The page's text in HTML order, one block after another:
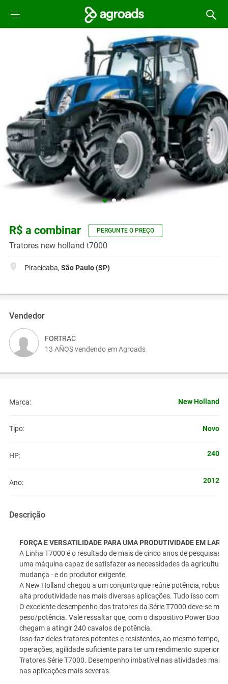
R$ a combinar PERGUNTE O PREÇO
Tratores new holland t7000
Piracicaba, São Paulo (SP)
Vendedor
FORTRAC
13 AÑOS vendendo em Agroads
Marca: New Holland
Tipo: Novo
HP: 240
Ano: 2012
Descrição
FORÇA E VERSATILIDADE PARA UMA PRODUTIVIDADE EM
A Linha T7000 é o resultado de mais de cinco anos de pesquisas
uma máquina capaz de satisfazer as necessidades da
mudança - e do produtor exigente.
A New Holland chegou a um conjunto que reúne potência,
alta produtividade nas mais diversas aplicações. Tudo isso com
O excelente desempenho dos tratores da Série T7000 deve-se
peso/potência. Vale ressaltar que, com o dispositivo Power
chegam a atingir 240 cavalos de potência.
Isso faz deles tratores potentes e resistentes, ao mesmo tempo,
operações, agilidade suficiente para ter um rendimento superior e
Tratores Série T7000. Desempenho imbatível nas atividades mais
nas aplicações mais severas.